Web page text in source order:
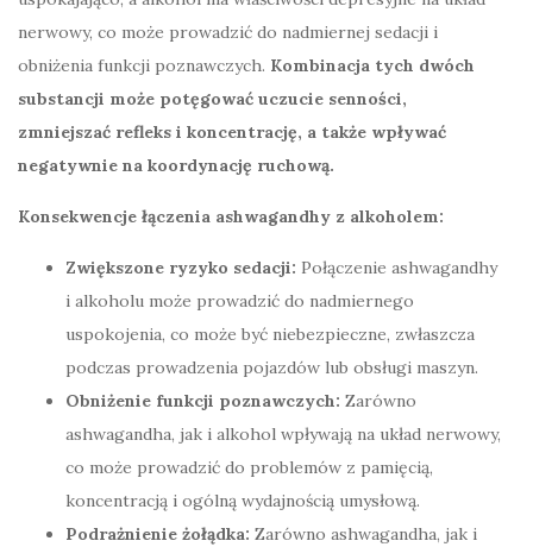
nerwowy, co może prowadzić do nadmiernej sedacji i
obniżenia funkcji poznawczych. Kombinacja tych dwóch
substancji może potęgować uczucie senności,
zmniejszać refleks i koncentrację, a także wpływać
negatywnie na koordynację ruchową.
Konsekwencje łączenia ashwagandhy z alkoholem:
Zwiększone ryzyko sedacji: Połączenie ashwagandhy
i alkoholu może prowadzić do nadmiernego
uspokojenia, co może być niebezpieczne, zwłaszcza
podczas prowadzenia pojazdów lub obsługi maszyn.
Obniżenie funkcji poznawczych: Zarówno
ashwagandha, jak i alkohol wpływają na układ nerwowy,
co może prowadzić do problemów z pamięcią,
koncentracją i ogólną wydajnością umysłową.
Podrażnienie żołądka: Zarówno ashwagandha, jak i